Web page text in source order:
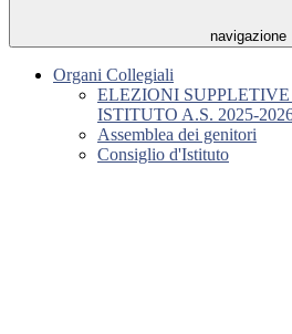
navigazione
Organi Collegiali
ELEZIONI
ISTITUTO A.S. 2025-
Assemblea dei genitori
Consiglio d'Istituto